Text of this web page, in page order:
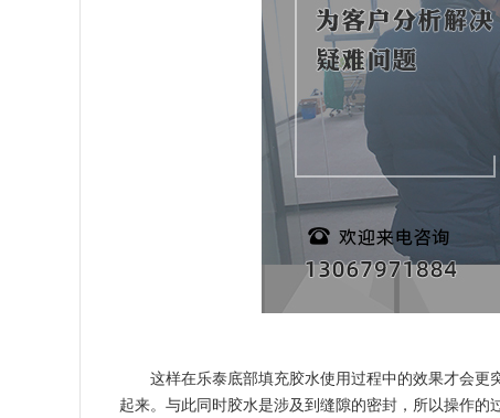
这样在乐泰底部填充胶水使用过程中的效果才会
起来。与此同时胶水是涉及到缝隙的密封，所以操作的